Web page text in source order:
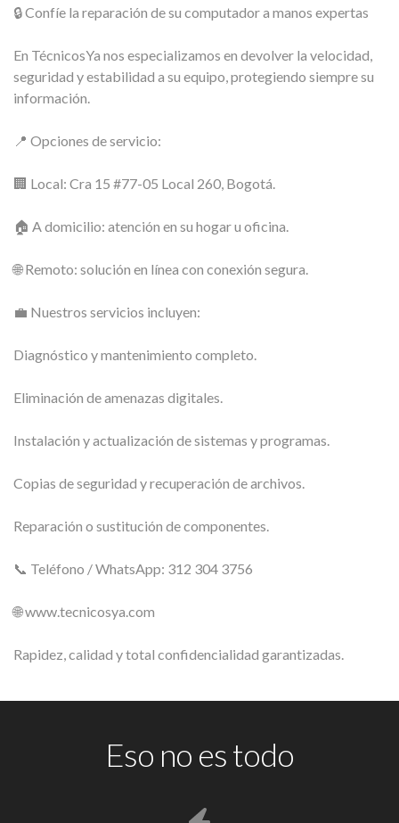
🔒 Confíe la reparación de su computador a manos expertas
En TécnicosYa nos especializamos en devolver la velocidad,
seguridad y estabilidad a su equipo, protegiendo siempre su
información.
📍 Opciones de servicio:
🏢 Local: Cra 15 #77-05 Local 260, Bogotá.
🏠 A domicilio: atención en su hogar u oficina.
🌐 Remoto: solución en línea con conexión segura.
💼 Nuestros servicios incluyen:
Diagnóstico y mantenimiento completo.
Eliminación de amenazas digitales.
Instalación y actualización de sistemas y programas.
Copias de seguridad y recuperación de archivos.
Reparación o sustitución de componentes.
📞 Teléfono / WhatsApp: 312 304 3756
🌐 www.tecnicosya.com
Rapidez, calidad y total confidencialidad garantizadas.
Eso no es todo